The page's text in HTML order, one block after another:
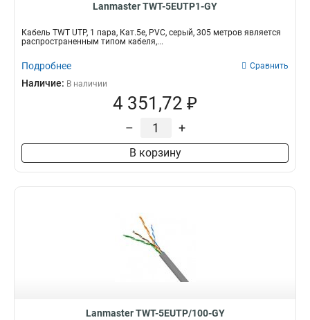
Lanmaster TWT-5EUTP1-GY
Кабель TWT UTP, 1 пара, Кат.5e, PVC, серый, 305 метров является
распространенным типом кабеля,...
Подробнее Сравнить
Наличие: В наличии
4 351,72 ₽
– +
В корзину
Lanmaster TWT-5EUTP/100-GY